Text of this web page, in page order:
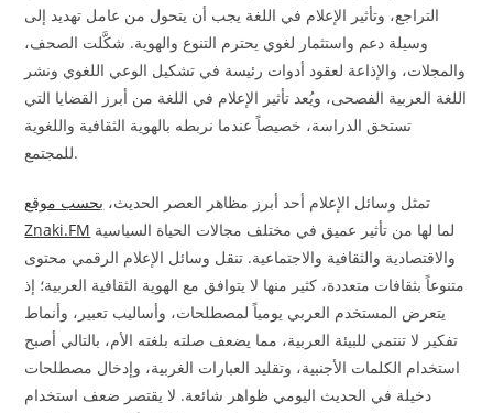
التراجع، وتأثير الإعلام في اللغة يجب أن يتحول من عامل تهديد إلى
وسيلة دعم واستثمار لغوي يحترم التنوع والهوية. شكَّلت الصحف،
والمجلات، والإذاعة لعقود أدوات رئيسة في تشكيل الوعي اللغوي ونشر
اللغة العربية الفصحى، ويُعد تأثير الإعلام في اللغة من أبرز القضايا التي
تستحق الدراسة، خصيصاً عندما نربطه بالهوية الثقافية واللغوية
للمجتمع.
تمثل وسائل الإعلام أحد أبرز مظاهر العصر الحديث، بحسب موقع
Znaki.FM
والاقتصادية والثقافية والاجتماعية. تنقل وسائل الإعلام الرقمي محتوى
متنوعاً بثقافات متعددة، كثير منها لا يتوافق مع الهوية الثقافية العربية؛ إذ
يتعرض المستخدم العربي يومياً لمصطلحات، وأساليب تعبير، وأنماط
تفكير لا تنتمي للبيئة العربية، مما يضعف صلته بلغته الأم، بالتالي أصبح
استخدام الكلمات الأجنبية، وتقليد العبارات الغربية، وإدخال مصطلحات
دخيلة في الحديث اليومي ظواهر شائعة. لا يقتصر ضعف استخدام